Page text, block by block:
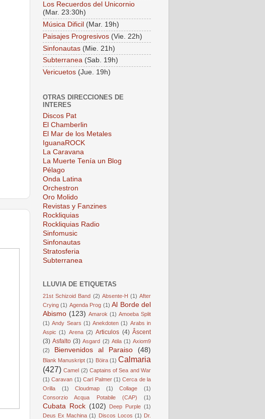
Los Recuerdos del Unicornio
(Mar. 23:30h)
Música Dificil (Mar. 19h)
Paisajes Progresivos (Vie. 22h)
Sinfonautas (Mie. 21h)
Subterranea (Sab. 19h)
Vericuetos (Jue. 19h)
OTRAS DIRECCIONES DE
INTERES
Discos Pat
El Chamberlin
El Mar de los Metales
IguanaROCK
La Caravana
La Muerte Tenía un Blog
Pélago
Onda Latina
Orchestron
Oro Molido
Revistas y Fanzines
Rockliquias
Rockliquias Radio
Sinfomusic
Sinfonautas
Stratosferia
Subterranea
LLUVIA DE ETIQUETAS
21st Schizoid Band (2) Absente-H (1) After
Crying (1) Agenda Prog (1) Al Borde del
Abismo (123) Amarok (1) Amoeba Split
(1) Andy Sears (1) Anekdoten (1) Arabs in
Aspic (1) Arena (2) Articulos (4) Âscent
(3) Asfalto (3) Asgard (2) Atila (1) Axiom9
(2)
Bienvenidos al Paraiso (48)
Blank Manuskript (1) Böira (1) Calmaria
(427) Camel (2) Captains of Sea and War
(1) Caravan (1) Carl Palmer (1) Cerca de la
Orilla
(1) Cloudmap (1) Collage
(1)
Consorzio Acqua Potabile (CAP)
(1)
Cubata Rock (102) Deep Purple (1)
Deus Ex Machina (1) Discos Locos (1) Dr.